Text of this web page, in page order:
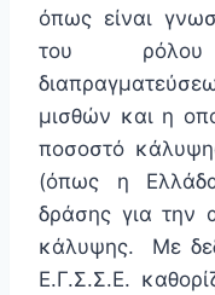
όπως είναι
του
μισθών και η
ποσοστό
(όπως η
δράσης για την
κάλυψης. Με
Ε.Γ.Σ.Σ.Ε.